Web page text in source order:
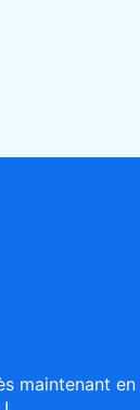
maintenant